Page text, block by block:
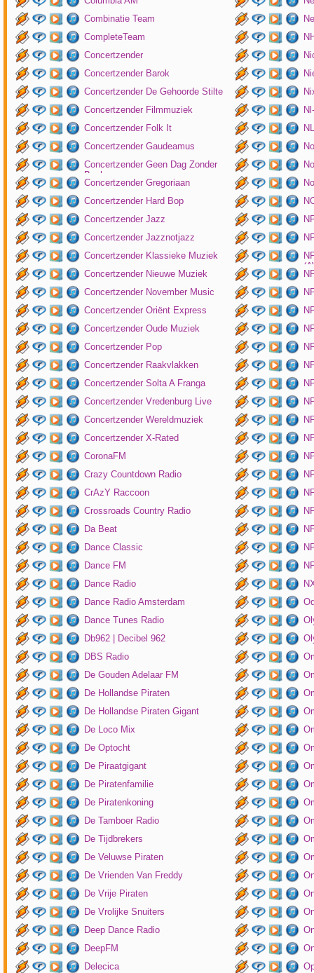
Combinatie Team
CompleteTeam
Concertzender
Concertzender Barok
Concertzender De Gehoorde Stilte
Concertzender Filmmuziek
Concertzender Folk It
Concertzender Gaudeamus
Concertzender Geen Dag Zonder
Bach
Concertzender Gregoriaan
Concertzender Hard Bop
Concertzender Jazz
Concertzender Jazznotjazz
Concertzender Klassieke Muziek
Concertzender Nieuwe Muziek
Concertzender November Music
Concertzender Oriënt Express
Concertzender Oude Muziek
Concertzender Pop
Concertzender Raakvlakken
Concertzender Solta A Franga
Concertzender Vredenburg Live
Concertzender Wereldmuziek
Concertzender X-Rated
CoronaFM
Crazy Countdown Radio
CrAzY Raccoon
Crossroads Country Radio
Da Beat
Dance Classic
Dance FM
Dance Radio
Dance Radio Amsterdam
Dance Tunes Radio
Db962 | Decibel 962
DBS Radio
De Gouden Adelaar FM
De Hollandse Piraten
De Hollandse Piraten Gigant
De Loco Mix
De Optocht
De Piraatgigant
De Piratenfamilie
De Piratenkoning
De Tamboer Radio
De Tijdbrekers
De Veluwse Piraten
De Vrienden Van Freddy
De Vrije Piraten
De Vrolijke Snuiters
Deep Dance Radio
DeepFM
Delecica